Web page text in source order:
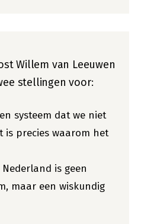
Willem van Leeuwen
stellingen voor:
systeem dat we niet
is precies waarom het
is geen
maar een wiskundig